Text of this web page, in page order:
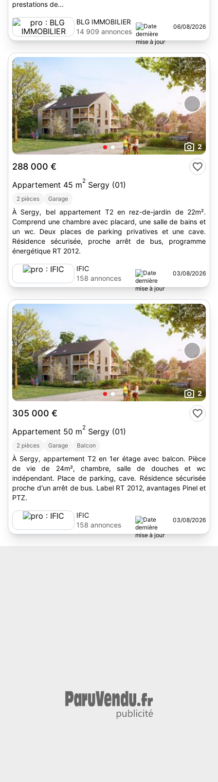
prestations de...
BLG IMMOBILIER
14 909 annonces
06/08/2026
2
288 000 €
Appartement 45 m2 Sergy (01)
2 pièces Garage
À Sergy, bel appartement T2 en rez-de-jardin de 22m².
Comprend une chambre avec placard, une salle de bains et
un wc. Deux places de parking privatives et une cave.
Résidence sécurisée, proche arrêt de bus, programme
énergétique RT 2012.
IFIC
158 annonces
03/08/2026
2
305 000 €
Appartement 50 m2 Sergy (01)
2 pièces Garage Balcon
À Sergy, appartement T2 en 1er étage avec balcon. Pièce
de vie de 24m², chambre, salle de douches et wc
indépendant. Place de parking, cave. Résidence sécurisée
proche d'un arrêt de bus. Label RT 2012, avantages Pinel et
PTZ.
IFIC
158 annonces
03/08/2026